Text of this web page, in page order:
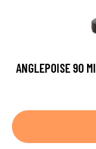
ANGLEPOISE 90